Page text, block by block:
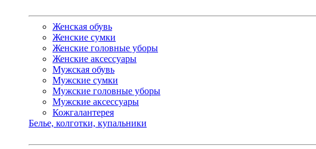
Женская обувь
Женские сумки
Женские головные уборы
Женские аксессуары
Мужская обувь
Мужские сумки
Мужские головные уборы
Мужские аксессуары
Кожгалантерея
Белье, колготки, купальники